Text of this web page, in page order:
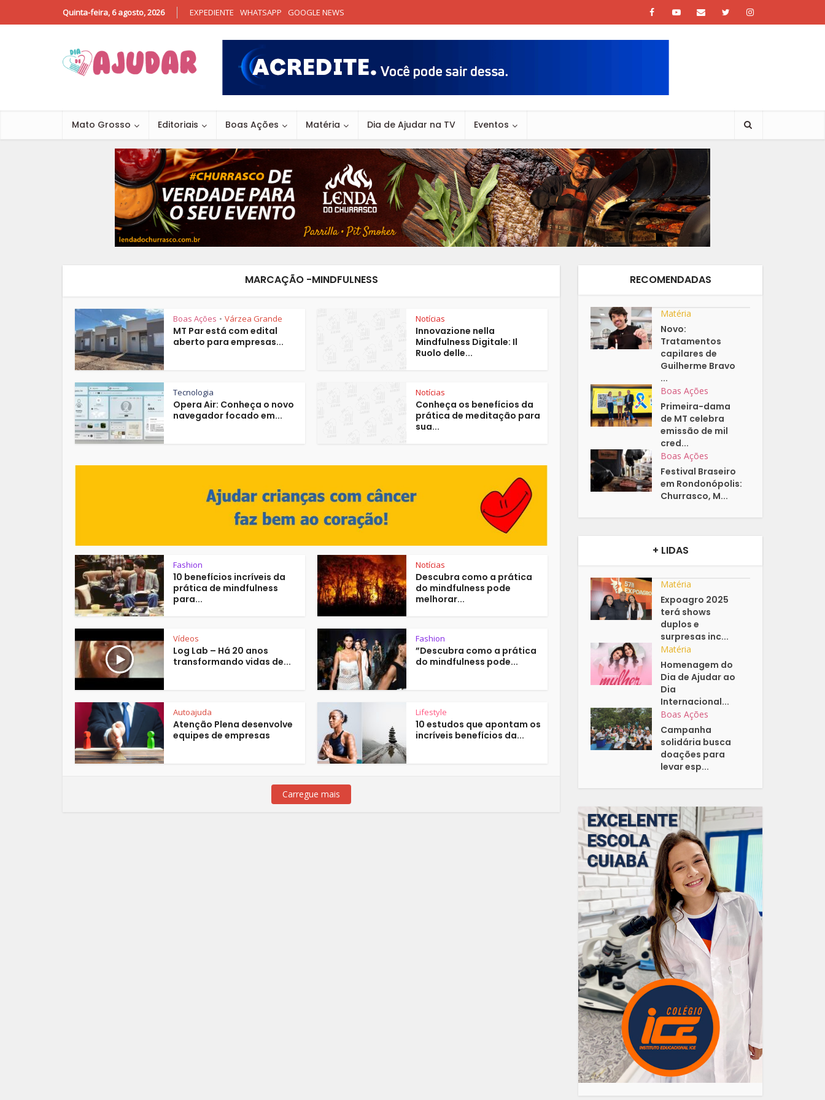
Quinta-feira, 6 agosto, 2026 EXPEDIENTE WHATSAPP GOOGLE NEWS
Mato Grosso Editoriais Boas Ações Matéria Dia de Ajudar na TV Eventos
MARCAÇÃO -MINDFULNESS
Boas Ações • Várzea Grande
MT Par está com edital
aberto para empresas...
Notícias
Innovazione nella
Mindfulness Digitale: Il
Ruolo delle...
Tecnologia
Opera Air: Conheça o novo
navegador focado em...
Notícias
Conheça os benefícios da
prática de meditação para
sua...
Fashion
10 benefícios incríveis da
prática de mindfulness
para...
Notícias
Descubra como a prática
do mindfulness pode
melhorar...
Vídeos
Log Lab – Há 20 anos
transformando vidas de...
Fashion
”Descubra como a prática
do mindfulness pode...
Autoajuda
Atenção Plena desenvolve
equipes de empresas
Lifestyle
10 estudos que apontam os
incríveis benefícios da...
Carregue mais
RECOMENDADAS
Matéria
Novo:
Tratamentos
capilares de
Guilherme Bravo
...
Boas Ações
Primeira-dama
de MT celebra
emissão de mil
cred...
Boas Ações
Festival Braseiro
em Rondonópolis:
Churrasco, M...
+ LIDAS
Matéria
Expoagro 2025
terá shows
duplos e
surpresas inc...
Matéria
Homenagem do
Dia de Ajudar ao
Dia
Internacional...
Boas Ações
Campanha
solidária busca
doações para
levar esp...